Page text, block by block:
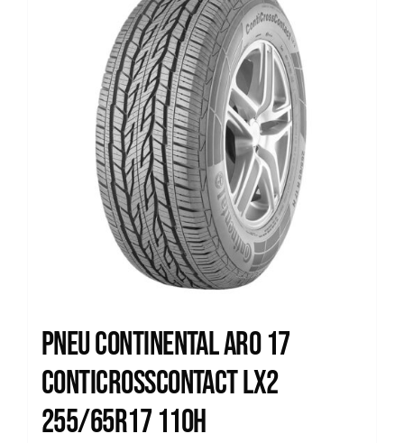
Pneu Continental Aro 17
Conticrosscontact Lx2
255/65R17 110H